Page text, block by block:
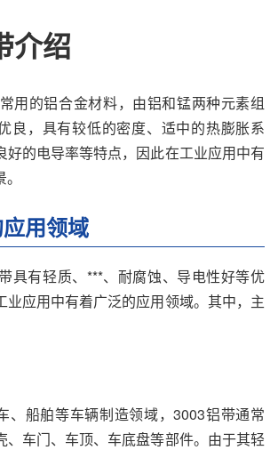
介绍
用的铝合金材料，由铝和锰两种元素组
良，具有较低的密度、适中的热膨胀系
好的电导率等特点，因此在工业应用中有
用领域
具有轻质、***、耐腐蚀、导电性好等优
业应用中有着广泛的应用领域。其中，主
、船舶等车辆制造领域，3003铝带通常
、车门、车顶、车底盘等部件。由于其轻